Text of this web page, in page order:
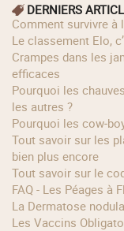
DERNIERS
Comment survivre
Le classement Elo,
Crampes dans les jambes : principales causes et solutions
efficaces
Pourquoi les chauves doivent se méfier du soleil bien plus que
les autres ?
Pourquoi les
Tout savoir sur les plaques d'immatriculation françaises et
bien plus encore
Tout savoir sur le
FAQ - Les Péages à
La Dermatose
Les Vaccins